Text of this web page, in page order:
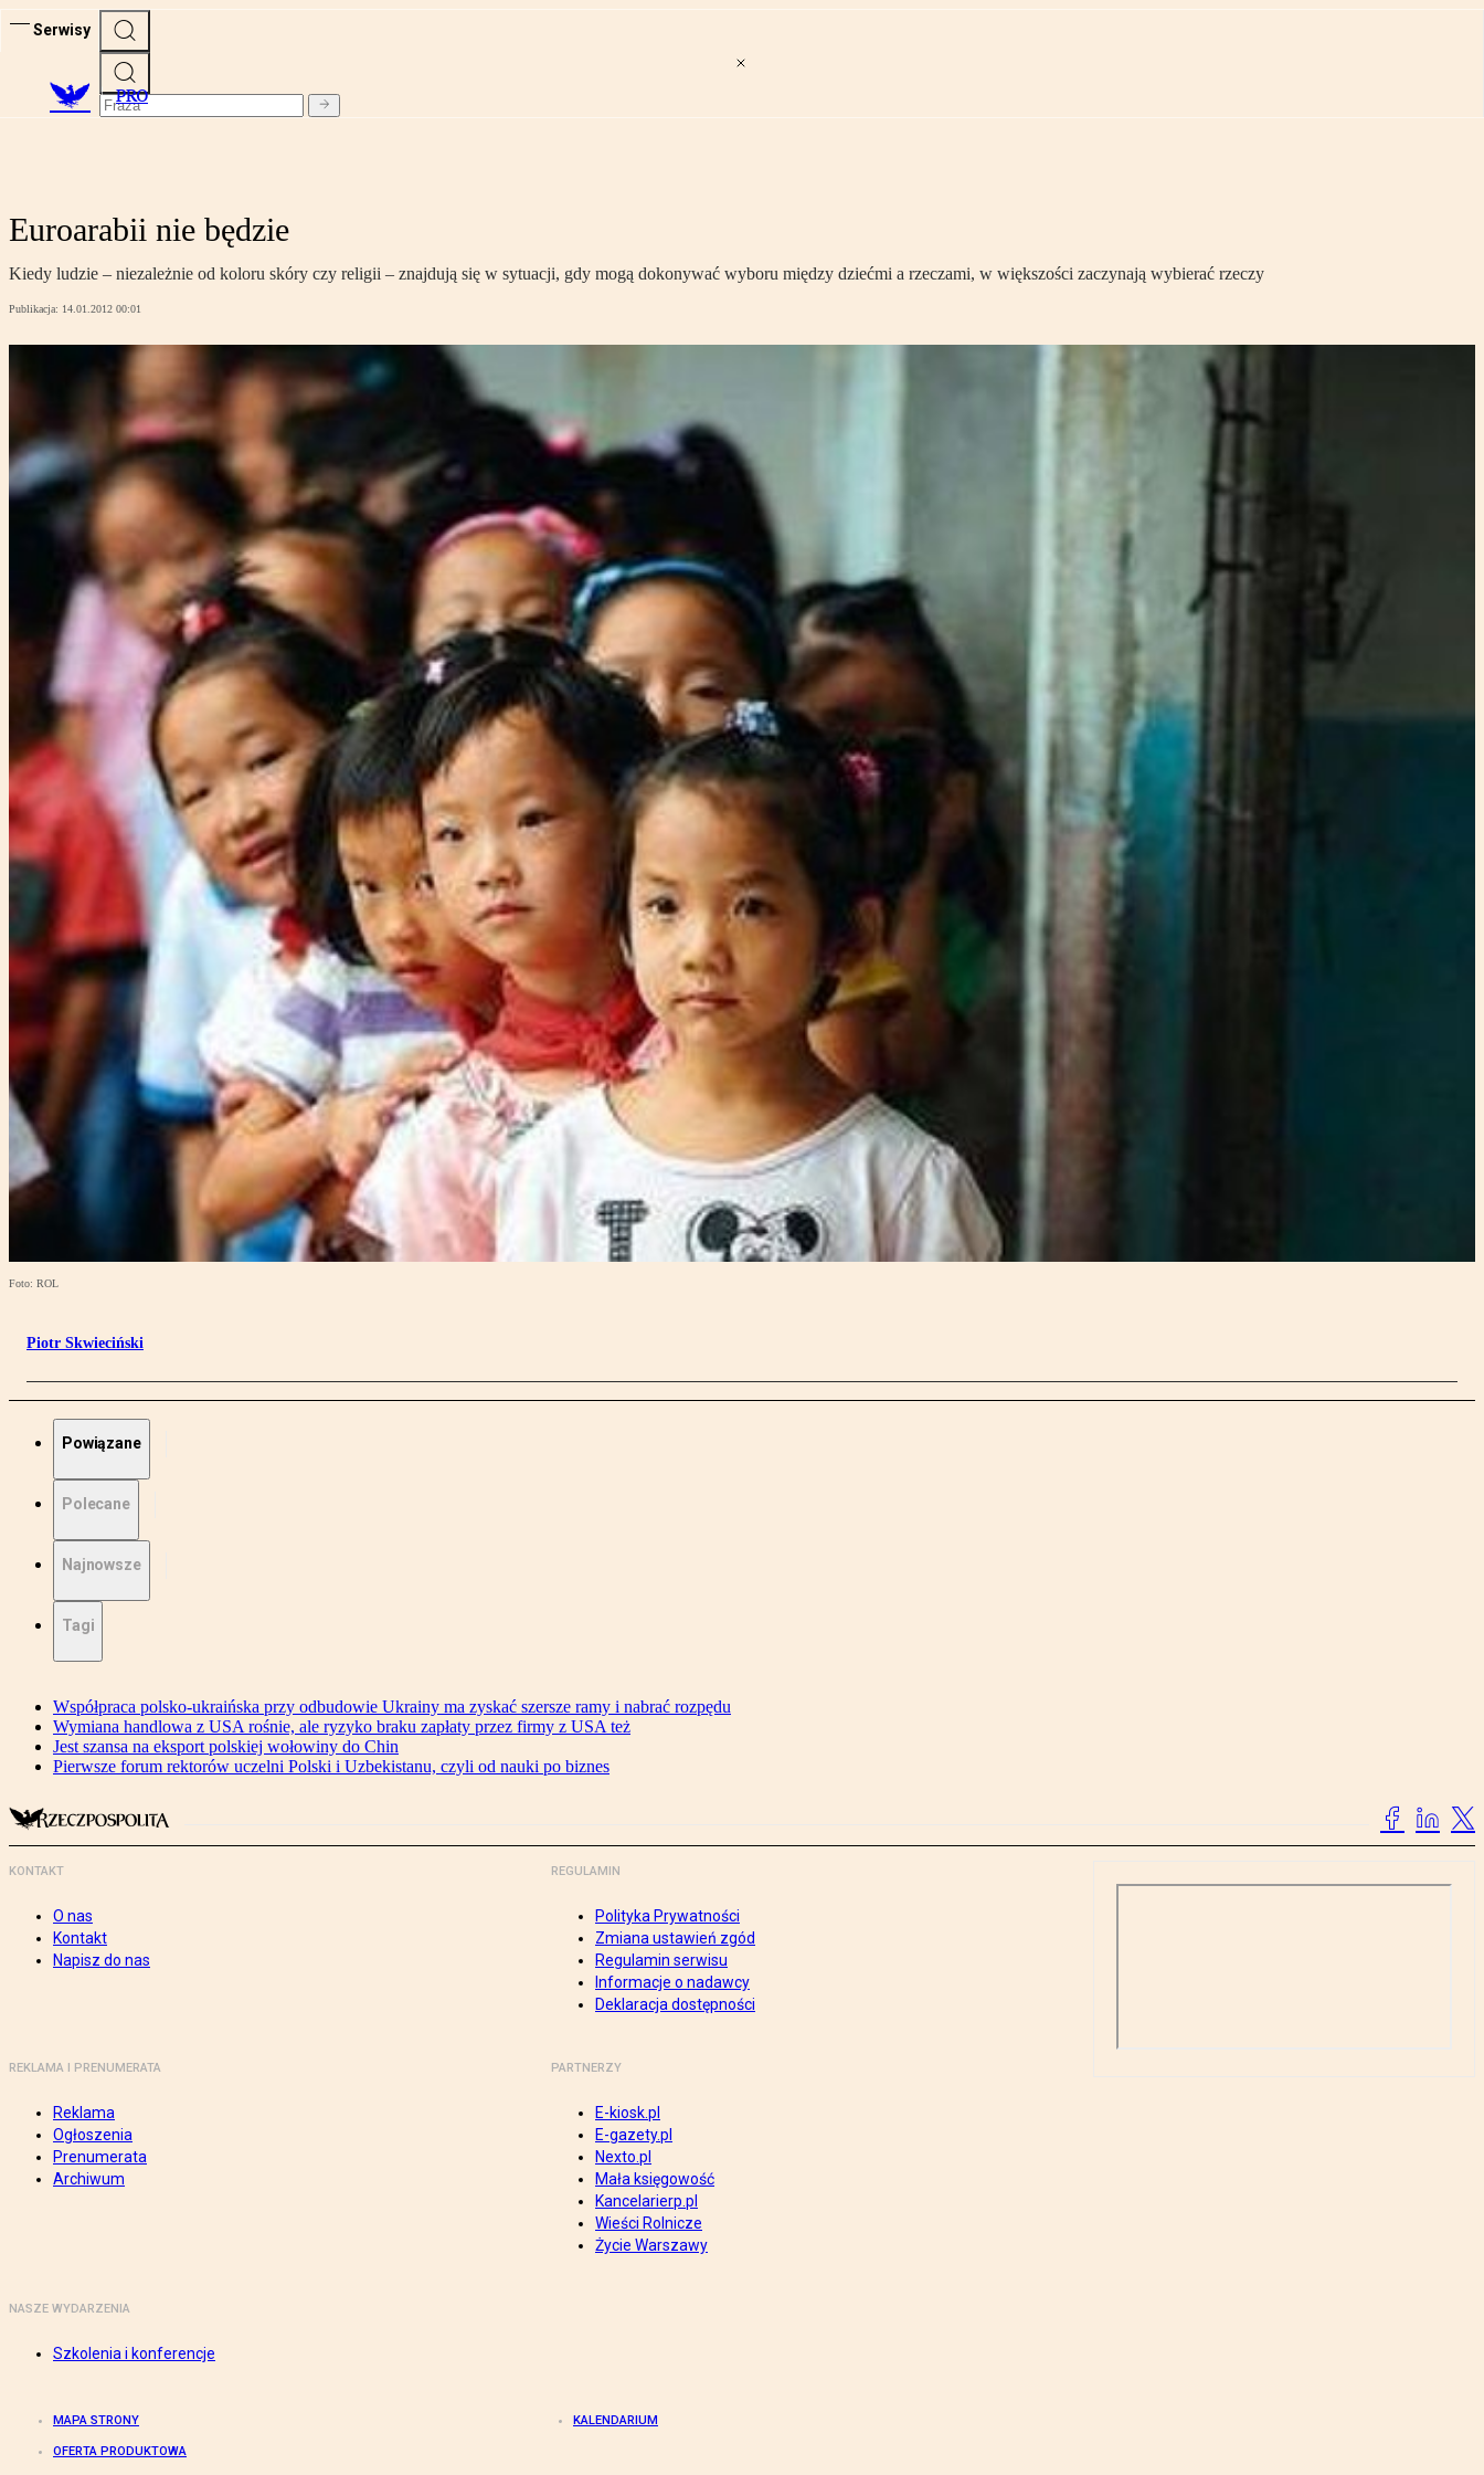
Serwisy
PRO
Euroarabii nie będzie
Kiedy ludzie – niezależnie od koloru skóry czy religii – znajdują się w sytuacji, gdy mogą dokonywać wyboru między dziećmi a rzeczami, w większości zaczynają wybierać rzeczy
Publikacja: 14.01.2012 00:01
Foto: ROL
Piotr Skwieciński
Powiązane
Polecane
Najnowsze
Tagi
Współpraca polsko-ukraińska przy odbudowie Ukrainy ma zyskać szersze ramy i nabrać rozpędu
Wymiana handlowa z USA rośnie, ale ryzyko braku zapłaty przez firmy z USA też
Jest szansa na eksport polskiej wołowiny do Chin
Pierwsze forum rektorów uczelni Polski i Uzbekistanu, czyli od nauki po biznes
KONTAKT
O nas
Kontakt
Napisz do nas
REGULAMIN
Polityka Prywatności
Zmiana ustawień zgód
Regulamin serwisu
Informacje o nadawcy
Deklaracja dostępności
REKLAMA I PRENUMERATA
Reklama
Ogłoszenia
Prenumerata
Archiwum
PARTNERZY
E-kiosk.pl
E-gazety.pl
Nexto.pl
Mała księgowość
Kancelarierp.pl
Wieści Rolnicze
Życie Warszawy
NASZE WYDARZENIA
Szkolenia i konferencje
MAPA STRONY KALENDARIUM
OFERTA PRODUKTOWA